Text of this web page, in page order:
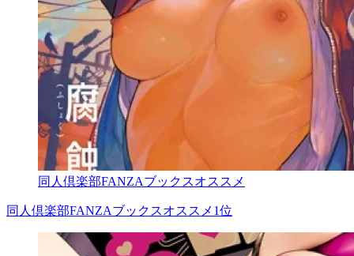
同人倶楽部FANZAブックスオススメ
同人倶楽部FANZAブックスオススメ1位